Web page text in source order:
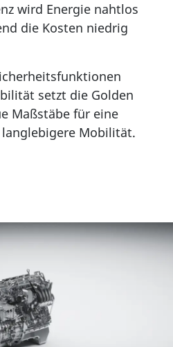
wird Energie nahtlos
die Kosten niedrig
setzt die Golden
Maßstäbe für eine
Mobilität.